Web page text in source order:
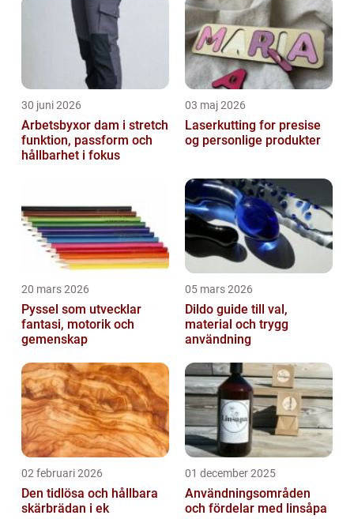
30 juni 2026
Arbetsbyxor dam i stretch
funktion, passform och
hållbarhet i fokus
03 maj 2026
Laserkutting for presise
og personlige produkter
20 mars 2026
Pyssel som utvecklar
fantasi, motorik och
gemenskap
05 mars 2026
Dildo guide till val,
material och trygg
användning
02 februari 2026
Den tidlösa och hållbara
skärbrädan i ek
01 december 2025
Användningsområden
och fördelar med linsåpa